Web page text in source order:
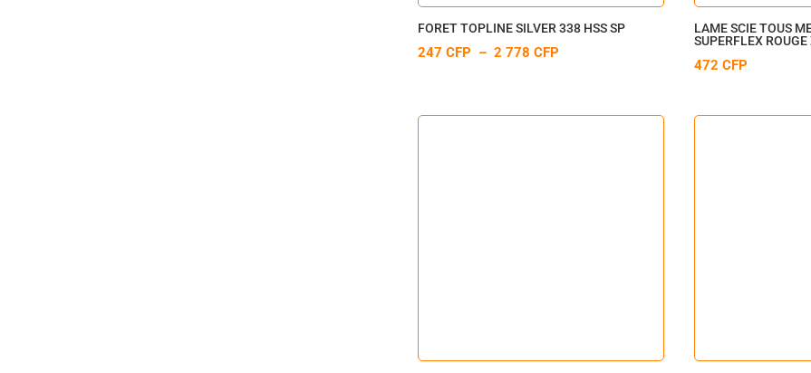
FORET TOPLINE SILVER 338 HSS SP
247CFP – 2 778CFP
LAME SCIE TOUS
SUPERFLEX
472CFP